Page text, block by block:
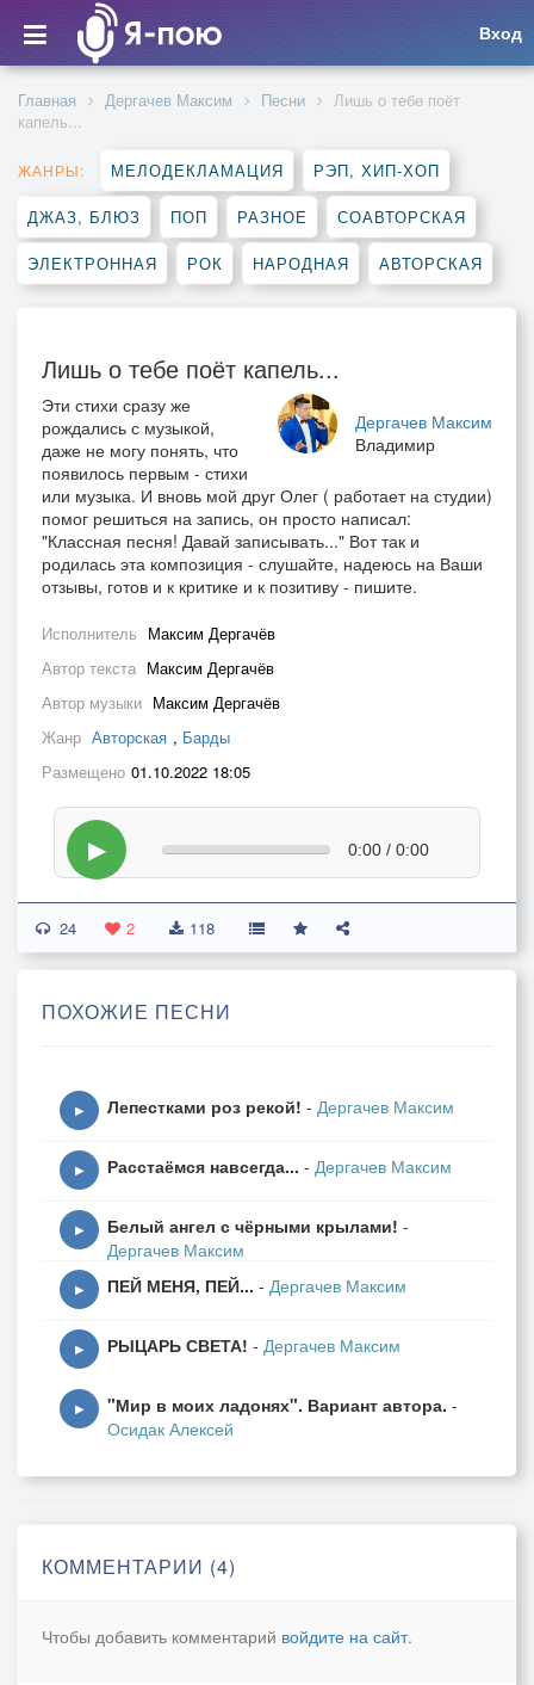
Вход
Главная Дергачев Максим Песни
Лишь о тебе поёт
капель...
ЖАНРЫ: МЕЛОДЕКЛАМАЦИЯ РЭП, ХИП-ХОП
ДЖАЗ, БЛЮЗ ПОП РАЗНОЕ СОАВТОРСКАЯ
ЭЛЕКТРОННАЯ РОК НАРОДНАЯ АВТОРСКАЯ
Лишь о тебе поёт капель...
Дергачев Максим
Владимир
Эти стихи сразу же
рождались с музыкой,
даже не могу понять, что
появилось первым - стихи
или музыка. И вновь мой друг Олег ( работает на студии)
помог решиться на запись, он просто написал:
"Классная песня! Давай записывать..." Вот так и
родилась эта композиция - слушайте, надеюсь на Ваши
отзывы, готов и к критике и к позитиву - пишите.
Исполнитель Максим Дергачёв
Автор текста Максим Дергачёв
Автор музыки Максим Дергачёв
Жанр Авторская , Барды
Размещено 01.10.2022 18:05
▶ 0:00 / 0:00
24 2 118
ПОХОЖИЕ ПЕСНИ
▶ Лепестками роз рекой! - Дергачев Максим
▶ Расстаёмся навсегда... - Дергачев Максим
▶ Белый ангел с чёрными крылами! -
Дергачев Максим
▶ ПЕЙ МЕНЯ, ПЕЙ... - Дергачев Максим
▶ РЫЦАРЬ СВЕТА! - Дергачев Максим
▶ "Мир в моих ладонях". Вариант автора. -
Осидак Алексей
КОММЕНТАРИИ (4)
Чтобы добавить комментарий войдите на сайт.